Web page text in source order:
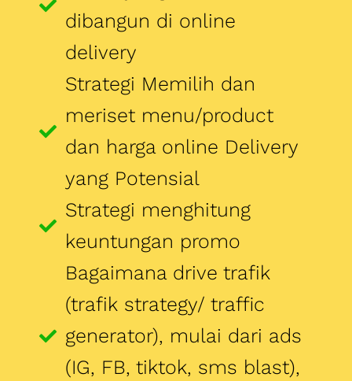
yang Potensial
Strategi menghitung
keuntungan promo
Bagaimana drive trafik
(trafik strategy/ traffic
generator), mulai dari ads
(IG, FB, tiktok, sms blast),
KOL, link BIO, database, dll